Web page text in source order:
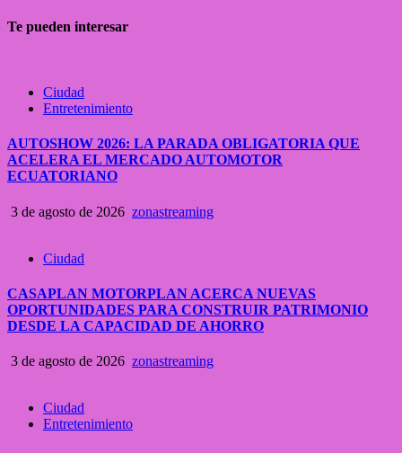
Te pueden interesar
Ciudad
Entretenimiento
AUTOSHOW 2026: LA PARADA OBLIGATORIA QUE
ACELERA EL MERCADO AUTOMOTOR
ECUATORIANO
3 de agosto de 2026 zonastreaming
Ciudad
CASAPLAN MOTORPLAN ACERCA NUEVAS
OPORTUNIDADES PARA CONSTRUIR PATRIMONIO
DESDE LA CAPACIDAD DE AHORRO
3 de agosto de 2026 zonastreaming
Ciudad
Entretenimiento